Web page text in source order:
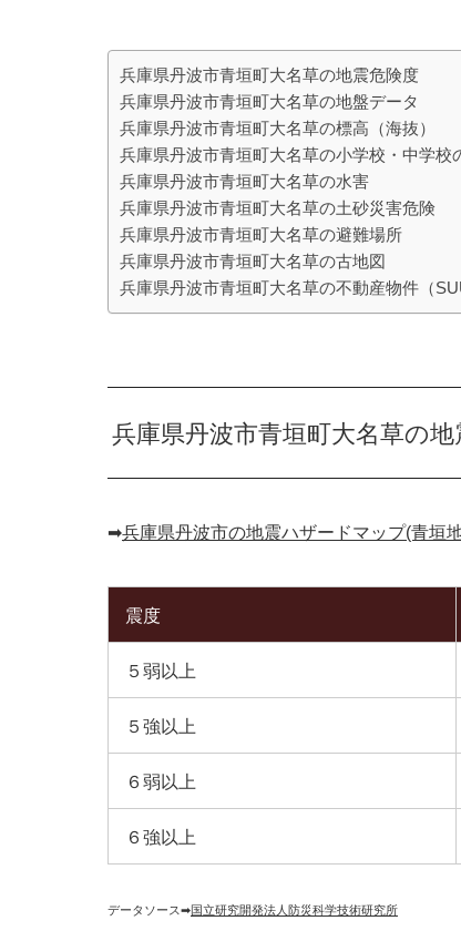
兵庫県丹波市青垣町大名草の地震危険度
兵庫県丹波市青垣町大名草の地盤データ
兵庫県丹波市青垣町大名草の標高（海抜）
兵庫県丹波市青垣町大名草の小学校・中学校
兵庫県丹波市青垣町大名草の水害
兵庫県丹波市青垣町大名草の土砂災害危険
兵庫県丹波市青垣町大名草の避難場所
兵庫県丹波市青垣町大名草の古地図
兵庫県丹波市青垣町大名草の不動産物件（
兵庫県丹波市青垣町大名草の地
➡︎兵庫県丹波市の地震ハザードマップ(青垣
震度
５弱以上
５強以上
６弱以上
６強以上
データソース➡︎国立研究開発法人防災科学技術研究所